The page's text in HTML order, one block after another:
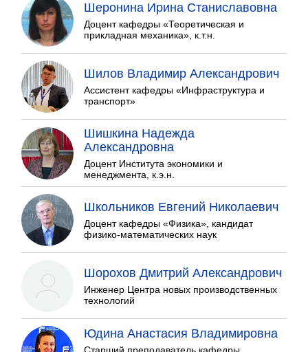
Шеронина Ирина Станиславовна
Доцент кафедры «Теоретическая и
прикладная механика», к.т.н.
Шилов Владимир Александрович
Ассистент кафедры «Инфраструктура и
транспорт»
Шишкина Надежда
Александровна
Доцент Института экономики и
менеджмента, к.э.н.
Школьников Евгений Николаевич
Доцент кафедры «Физика», кандидат
физико-математических наук
Шорохов Дмитрий Александрович
Инженер Центра новых производственных
технологий
Юдина Анастасия Владимировна